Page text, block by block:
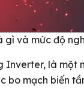
gì và mức độ
là một
bo mạch biến